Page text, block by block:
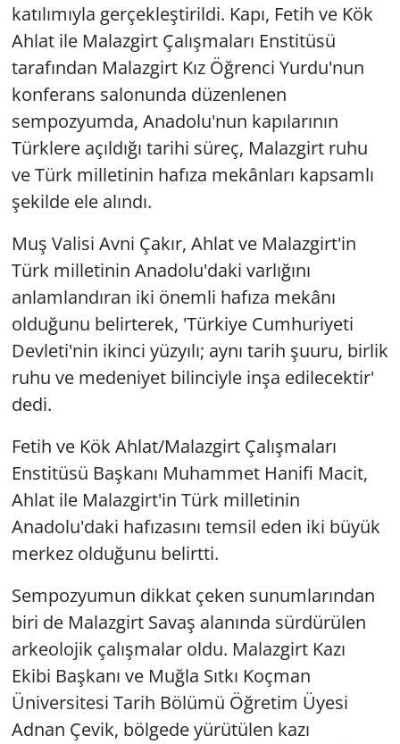
katılımıyla gerçekleştirildi. Kapı, Fetih ve Kök
Ahlat ile Malazgirt Çalışmaları Enstitüsü
tarafından Malazgirt Kız Öğrenci Yurdu'nun
konferans salonunda düzenlenen
sempozyumda, Anadolu'nun kapılarının
Türklere açıldığı tarihi süreç, Malazgirt ruhu
ve Türk milletinin hafıza mekânları kapsamlı
şekilde ele alındı.
Muş Valisi Avni Çakır, Ahlat ve Malazgirt'in
Türk milletinin Anadolu'daki varlığını
anlamlandıran iki önemli hafıza mekânı
olduğunu belirterek, 'Türkiye Cumhuriyeti
Devleti'nin ikinci yüzyılı; aynı tarih şuuru, birlik
ruhu ve medeniyet bilinciyle inşa edilecektir'
dedi.
Fetih ve Kök Ahlat/Malazgirt Çalışmaları
Enstitüsü Başkanı Muhammet Hanifi Macit,
Ahlat ile Malazgirt'in Türk milletinin
Anadolu'daki hafızasını temsil eden iki büyük
merkez olduğunu belirtti.
Sempozyumun dikkat çeken sunumlarından
biri de Malazgirt Savaş alanında sürdürülen
arkeolojik çalışmalar oldu. Malazgirt Kazı
Ekibi Başkanı ve Muğla Sıtkı Koçman
Üniversitesi Tarih Bölümü Öğretim Üyesi
Adnan Çevik, bölgede yürütülen kazı